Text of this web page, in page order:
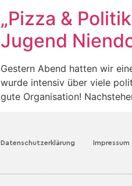
„Pizza &
Jugend
Gestern Abend hatten wir
wurde intensiv über viele
gute Organisation!
Datenschutzerklärung Impressum